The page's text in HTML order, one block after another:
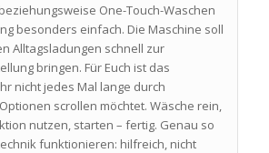
beziehungsweise One-Touch-Waschen
besonders einfach. Die Maschine soll
Alltagsladungen schnell zur
bringen. Für Euch ist das
nicht jedes Mal lange durch
scrollen möchtet. Wäsche rein,
nutzen, starten – fertig. Genau so
funktionieren: hilfreich, nicht